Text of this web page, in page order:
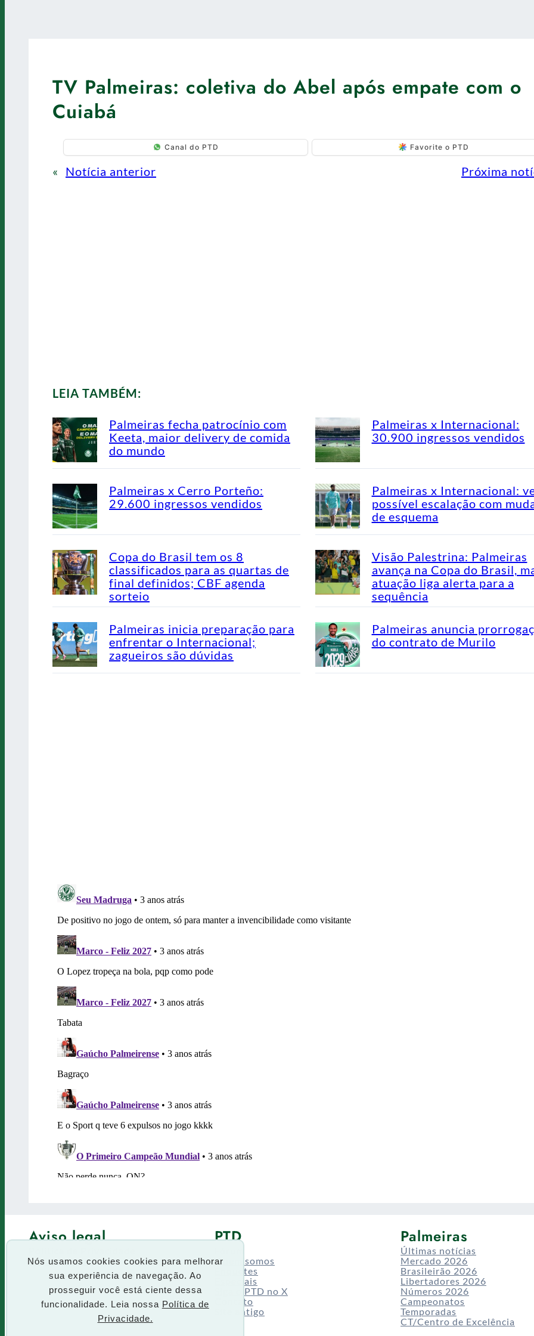
Nós usamos cookies cookies para melhorar
sua experiência de navegação. Ao
prosseguir você está ciente dessa
funcionalidade. Leia nossa Política de
Privacidade.
TV Palmeiras: coletiva do Abel após empate com o
Cuiabá
Canal do PTD Favorite o PTD
« Notícia anterior Próxima
LEIA TAMBÉM:
Palmeiras fecha patrocínio com
Keeta, maior delivery de comida
do mundo
Palmeiras x Internacional:
30.900 ingressos vendidos
Palmeiras x Cerro Porteño:
29.600 ingressos vendidos
Palmeiras x Internacional:
possível escalação com
de esquema
Copa do Brasil tem os 8
classificados para as quartas de
final definidos; CBF agenda
sorteio
Visão Palestrina: Palmeiras
avança na Copa do Brasil,
atuação liga alerta para a
sequência
Palmeiras inicia preparação para
enfrentar o Internacional;
zagueiros são dúvidas
Palmeiras anuncia
do contrato de Murilo
Aviso legal
Termos de uso
PTD
Quem somos
Enquetes
Especiais
Siga o PTD no X
Contato
Site antigo
Palmeiras
Últimas notícias
Mercado 2026
Brasileirão 2026
Libertadores 2026
Números 2026
Campeonatos
Temporadas
CT/Centro de Excelência